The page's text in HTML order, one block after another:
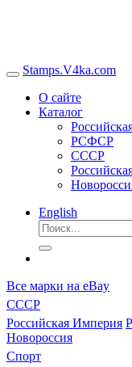
Stamps.V4ka.com
О сайте
Каталог
РСФСР
СССР
English
Все марки на eBay
СССР
Российская Империя
Новороссия
Спорт